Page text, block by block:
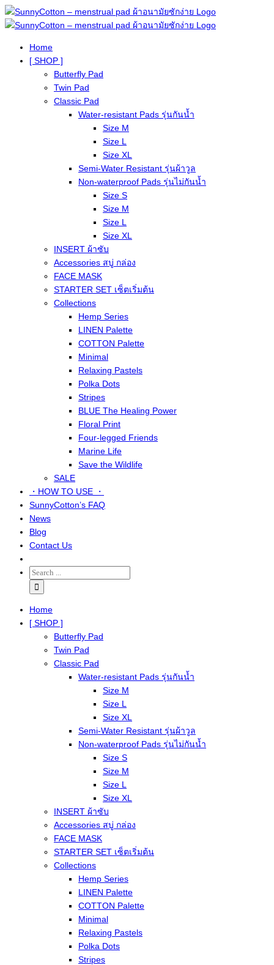
Home
[ SHOP ]
Butterfly Pad
Twin Pad
Classic Pad
Water-resistant Pads รุ่นกันน้ำ
Size M
Size L
Size XL
Semi-Water Resistant รุ่นผ้าวูล
Non-waterproof Pads รุ่นไม่กันน้ำ
Size S
Size M
Size L
Size XL
INSERT ผ้าซับ
Accessories สบู่ กล่อง
FACE MASK
STARTER SET เซ็ตเริ่มต้น
Collections
Hemp Series
LINEN Palette
COTTON Palette
Minimal
Relaxing Pastels
Polka Dots
Stripes
BLUE The Healing Power
Floral Print
Four-legged Friends
Marine Life
Save the Wildlife
SALE
・HOW TO USE ・
SunnyCotton’s FAQ
News
Blog
Contact Us
Home
[ SHOP ]
Butterfly Pad
Twin Pad
Classic Pad
Water-resistant Pads รุ่นกันน้ำ
Size M
Size L
Size XL
Semi-Water Resistant รุ่นผ้าวูล
Non-waterproof Pads รุ่นไม่กันน้ำ
Size S
Size M
Size L
Size XL
INSERT ผ้าซับ
Accessories สบู่ กล่อง
FACE MASK
STARTER SET เซ็ตเริ่มต้น
Collections
Hemp Series
LINEN Palette
COTTON Palette
Minimal
Relaxing Pastels
Polka Dots
Stripes